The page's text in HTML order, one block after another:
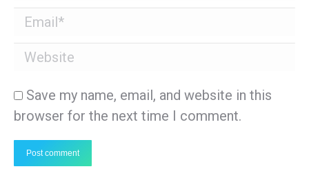
Email *
Website
Save my name, email, and website in this
browser for the next time I comment.
Post comment